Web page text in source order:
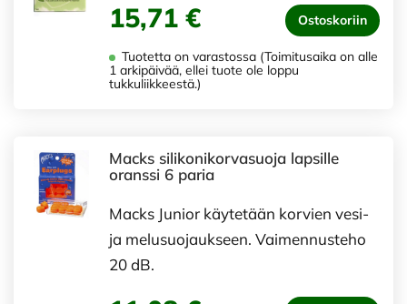
15,71 € Ostoskoriin
Tuotetta on varastossa (Toimitusaika on alle
1 arkipäivää, ellei tuote ole loppu
tukkuliikkeestä.)
Macks silikonikorvasuoja lapsille
oranssi 6 paria
Macks Junior käytetään korvien vesi-
ja melusuojaukseen. Vaimennusteho
20 dB.